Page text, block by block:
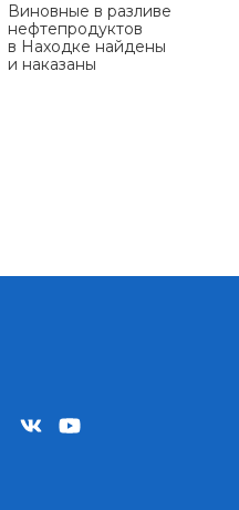
Виновные в разливе
нефтепродуктов
в Находке найдены
и наказаны